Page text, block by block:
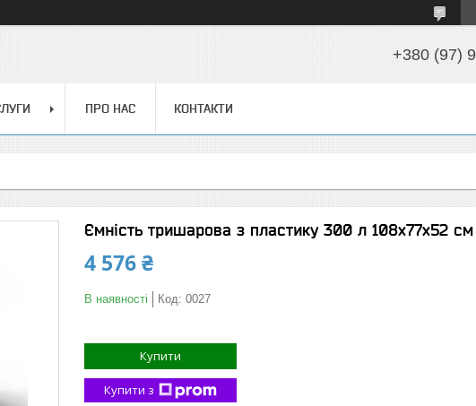
+380 (97)
ПРО НАС КОНТАКТИ
Ємність тришарова з пластику 300 л 108х77х52
4 576 ₴
В наявності Код: 0027
Купити
Купити з